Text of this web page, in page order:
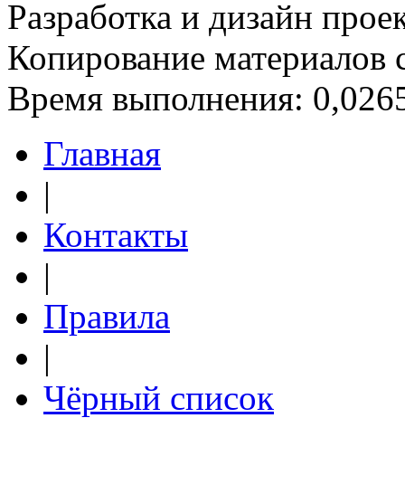
Разработка и дизайн
Копирование материалов
Время выполнения:
Главная
|
Контакты
|
Правила
|
Чёрный список